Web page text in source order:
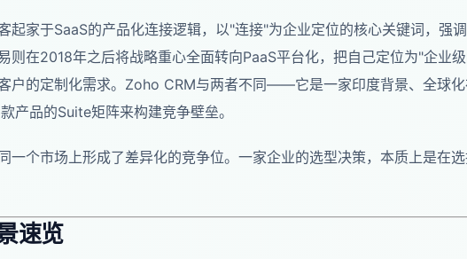
起家于SaaS的产品化连接逻辑，以"连接"为企业定位的核心关键词，强
则在2018年之后将战略重心全面转向PaaS平台化，把自己定位为"企业级
户的定制化需求。Zoho CRM与两者不同——它是一家印度背景、全球化
产品的Suite矩阵来构建竞争壁垒。
一个市场上形成了差异化的竞争位。一家企业的选型决策，本质上是在
速览